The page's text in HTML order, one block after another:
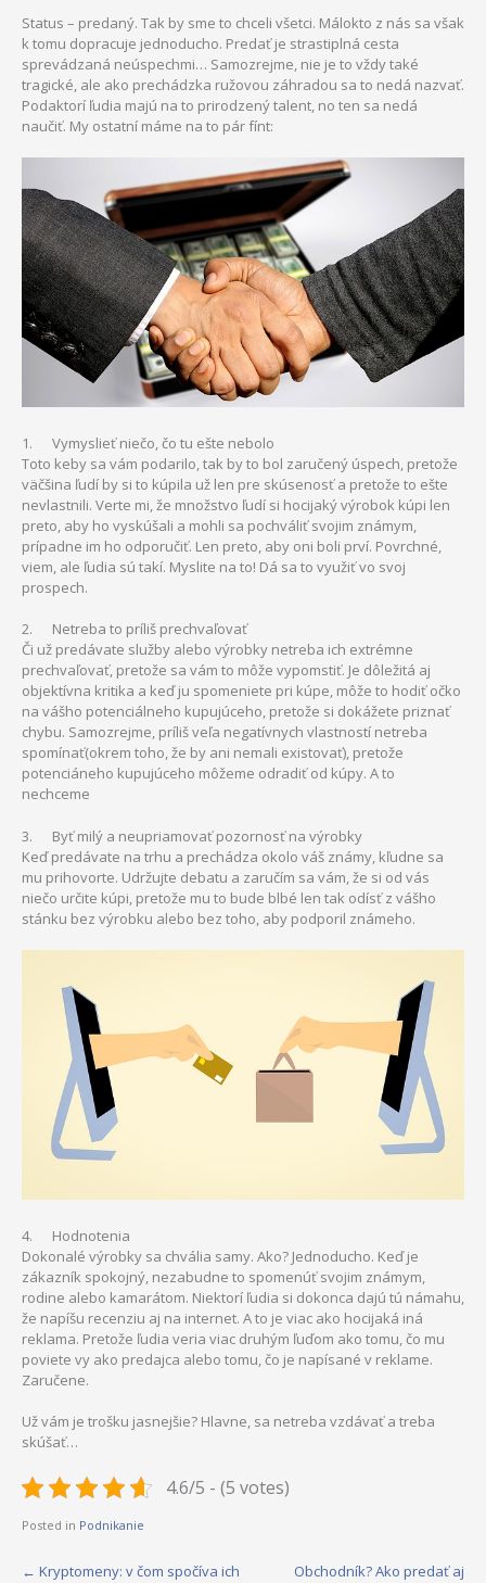
Status – predaný. Tak by sme to chceli všetci. Málokto z nás sa však
k tomu dopracuje jednoducho. Predať je strastiplná cesta
sprevádzaná neúspechmi… Samozrejme, nie je to vždy také
tragické, ale ako prechádzka ružovou záhradou sa to nedá nazvať.
Podaktorí ľudia majú na to prirodzený talent, no ten sa nedá
naučiť. My ostatní máme na to pár fínt:
1. Vymyslieť niečo, čo tu ešte nebolo
Toto keby sa vám podarilo, tak by to bol zaručený úspech, pretože
väčšina ľudí by si to kúpila už len pre skúsenosť a pretože to ešte
nevlastnili. Verte mi, že množstvo ľudí si hocijaký výrobok kúpi len
preto, aby ho vyskúšali a mohli sa pochváliť svojim známym,
prípadne im ho odporučiť. Len preto, aby oni boli prví. Povrchné,
viem, ale ľudia sú takí. Myslite na to! Dá sa to využiť vo svoj
prospech.
2. Netreba to príliš prechvaľovať
Či už predávate služby alebo výrobky netreba ich extrémne
prechvaľovať, pretože sa vám to môže vypomstiť. Je dôležitá aj
objektívna kritika a keď ju spomeniete pri kúpe, môže to hodiť očko
na vášho potenciálneho kupujúceho, pretože si dokážete priznať
chybu. Samozrejme, príliš veľa negatívnych vlastností netreba
spomínať(okrem toho, že by ani nemali existovať), pretože
potenciáneho kupujúceho môžeme odradiť od kúpy. A to
nechceme
3. Byť milý a neupriamovať pozornosť na výrobky
Keď predávate na trhu a prechádza okolo váš známy, kľudne sa
mu prihovorte. Udržujte debatu a zaručím sa vám, že si od vás
niečo určite kúpi, pretože mu to bude blbé len tak odísť z vášho
stánku bez výrobku alebo bez toho, aby podporil známeho.
4. Hodnotenia
Dokonalé výrobky sa chvália samy. Ako? Jednoducho. Keď je
zákazník spokojný, nezabudne to spomenúť svojim známym,
rodine alebo kamarátom. Niektorí ľudia si dokonca dajú tú námahu,
že napíšu recenziu aj na internet. A to je viac ako hocijaká iná
reklama. Pretože ľudia veria viac druhým ľuďom ako tomu, čo mu
poviete vy ako predajca alebo tomu, čo je napísané v reklame.
Zaručene.
Už vám je trošku jasnejšie? Hlavne, sa netreba vzdávať a treba
skúšať…
4.6/5 - (5 votes)
Posted in Podnikanie
← Kryptomeny: v čom spočíva ich
Obchodník? Ako predať aj